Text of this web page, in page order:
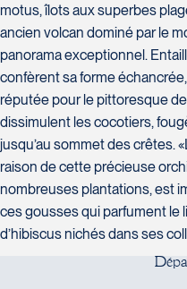
motus, îlots aux superbes
ancien volcan dominé par le
panorama exceptionnel.
confèrent sa forme
réputée pour le pittoresque
dissimulent les cocotiers,
jusqu’au sommet des crêtes.
raison de cette précieuse
nombreuses plantations, est
ces gousses qui parfument le
d’hibiscus nichés dans ses
Dépa
Voyages Boislard Poirier
2840 Boulevard
Saint-Hyacinthe
J2S 4Z1
Tél :450-774-6436 / 1-800-
2967
8940 Boulevard Leduc -
Voyages CAA Québec
500 rue Bouvier - Suite 202
Québec
G2J 1E3
Tél :418-624-8222 / 1-844-
2439